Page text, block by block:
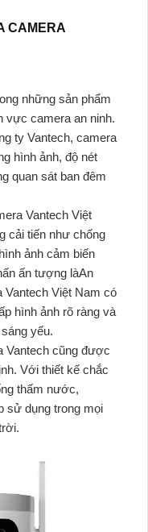
CAMERA
những sản phẩm
vực camera an ninh.
ty Vantech, camera
hình ảnh, độ nét
quan sát ban đêm
Vantech Việt
cải tiến như chống
ảnh cảm biến
ấn tượng làAn
Vantech Việt Nam có
hình ảnh rõ ràng và
yếu.
Vantech cũng được
Với thiết kế chắc
thấm nước,
sử dụng trong mọi